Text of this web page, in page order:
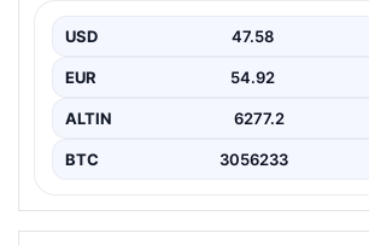
USD 47.58
EUR 54.92
ALTIN 6277.2
BTC 3056233